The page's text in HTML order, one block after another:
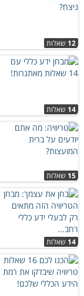
12 שאלות
14 שאלות
15 שאלות
14 שאלות